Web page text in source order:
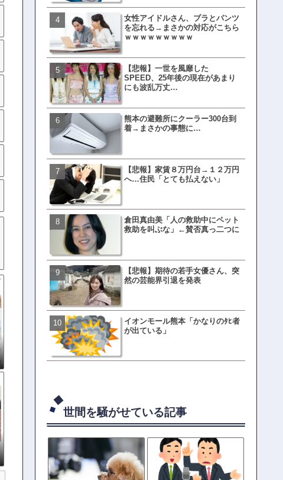
女性アイドルさん、ブラとパンツ
を忘れる→まさかの対応がこちら
ｗｗｗｗｗｗｗｗｗ
【悲報】一世を風靡した
SPEED、25年後の現在があまり
にも波乱万丈…
熊本の避難所にクーラー300台到
着→まさかの事態に…
【悲報】家賃８万円台→１２万円
へ…住民「とても払えない」
倉田真由美「人の救助中にペット
救助を叫ぶな」←賛否真っ二つに
【悲報】期待の若手女優さん、突
然の芸能界引退を発表
イオンモール熊本「かなりのﾀﾋ者
が出ている」
文春、沖縄問題の"触れては
ない話"を暴露してしまうｗ
ｗｗｗｗｗ
ランサムウェア攻撃を受け
レイ、わずか10日で復旧し
ネット民、橋本愛の５年前
を発掘→再炎上へｗｗｗｗｗ
福岡テレビ局にとんでもな
アナが入社してしまうｗｗｗ
【衝撃】三笘が事故った時
てた車ってさ…←これw w
有吉「うまくても絶対に行
ない店」がこちら…ネット
母親「息子の借りた本が心
世間を騒がせている記事